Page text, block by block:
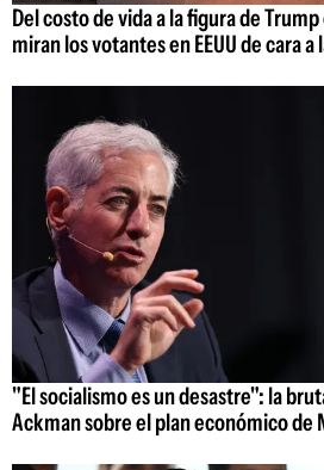
Del costo de vida a la figura de
miran los votantes en EEUU de cara
"El socialismo es un desastre": la
Ackman sobre el plan económico de